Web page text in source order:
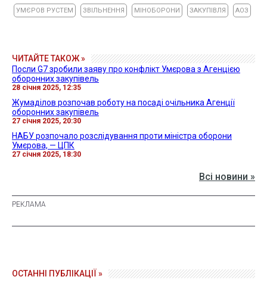
УМЄРОВ РУСТЕМ ЗВІЛЬНЕННЯ МІНОБОРОНИ ЗАКУПІВЛЯ АОЗ
ЧИТАЙТЕ ТАКОЖ »
Посли G7 зробили заяву про конфлікт Умєрова з Агенцією
оборонних закупівель
28 січня 2025, 12:35
Жумаділов розпочав роботу на посаді очільника Агенції
оборонних закупівель
27 січня 2025, 20:30
НАБУ розпочало розслідування проти міністра оборони
Умєрова, — ЦПК
27 січня 2025, 18:30
Всі новини »
ОСТАННІ ПУБЛІКАЦІЇ »